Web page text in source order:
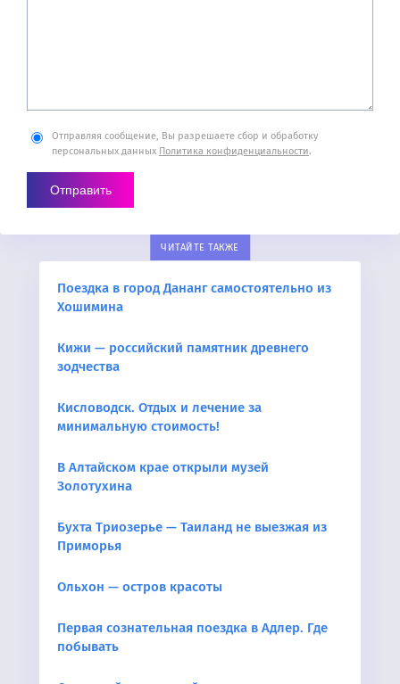
Отправляя сообщение, Вы разрешаете сбор и обработку
персональных данных Политика конфиденциальности.
ЧИТАЙТЕ ТАКЖЕ
Поездка в город Дананг самостоятельно из
Хошимина
Кижи — российский памятник древнего
зодчества
Кисловодск. Отдых и лечение за
минимальную стоимость!
В Алтайском крае открыли музей
Золотухина
Бухта Триозерье — Таиланд не выезжая из
Приморья
Ольхон — остров красоты
Первая сознательная поездка в Адлер. Где
побывать